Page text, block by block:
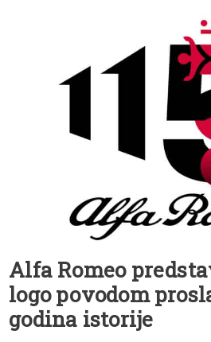
Alfa Romeo
logo povodom
godina istorije